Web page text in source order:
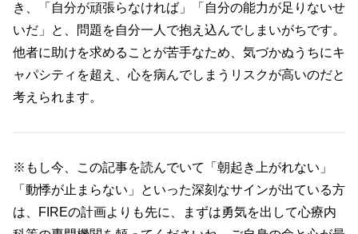
き、「自分が頑張らなければ」「自分の能力が足りないせ
いだ」と、問題を自分一人で抱え込んでしまいがちです。
他者に助けを求めることが苦手なため、気づかぬうちにキ
ャパシティを超え、心を病んでしまうリスクが高いのだと
考えられます。
※もし今、この記事を読んでいて「朝起き上がれない」
「動悸が止まらない」といった深刻なサインが出ている方
は、FIREの計画よりも先に、まずは勇気を出して心療内